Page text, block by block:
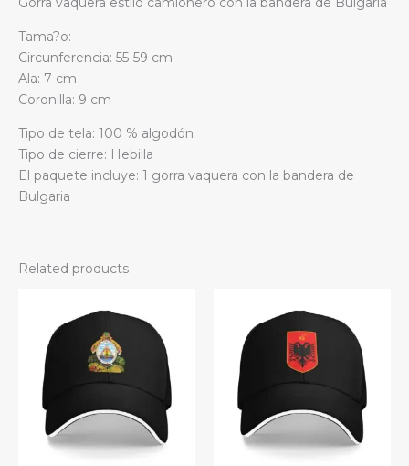
Tama?o:
Circunferencia: 55-59 cm
Ala: 7 cm
Coronilla: 9 cm
Tipo de tela: 100 % algodón
Tipo de cierre: Hebilla
El paquete incluye: 1 gorra vaquera con la bandera de
Bulgaria
Related products